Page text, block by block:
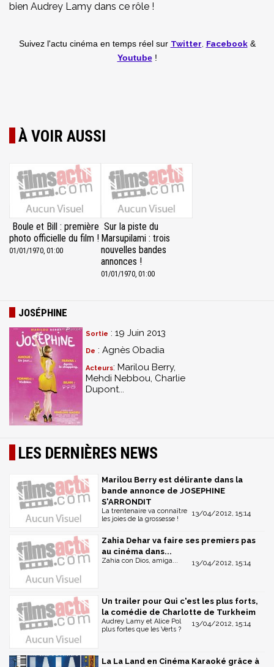
bien Audrey Lamy dans ce rôle !
Suivez l'actu cinéma en temps réel sur Twitter Facebook&
Youtube!
À VOIR AUSSI
Boule et Bill : première
photo officielle du film !
01/01/1970, 01:00
Sur la piste du
Marsupilami : trois
nouvelles bandes
annonces !
01/01/1970, 01:00
JOSÉPHINE
Sortie : 19 Juin 2013
De : Agnès Obadia
Acteurs: Marilou Berry,
Mehdi Nebbou, Charlie
Dupont...
LES DERNIÈRES NEWS
Marilou Berry est délirante dans la
bande annonce de JOSEPHINE
S'ARRONDIT
13/04/2012, 15:14
La trentenaire va connaître
les joies de la grossesse !
Zahia Dehar va faire ses premiers pas
au cinéma dans...
13/04/2012, 15:14
Zahia con Dios, amiga...
Un trailer pour Qui c'est les plus forts,
la comédie de Charlotte de Turkheim
13/04/2012, 15:14
Audrey Lamy et Alice Pol
plus fortes que les Verts ?
La La Land en Cinéma Karaoké grâce à